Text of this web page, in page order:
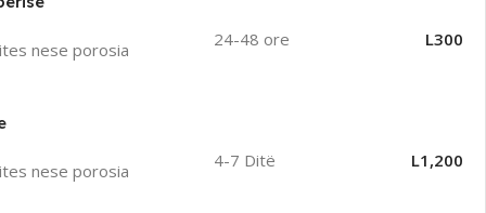
nese porosia
24-48 ore L300
nese porosia
4-7 Ditë L1,200